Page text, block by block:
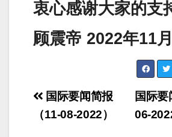
衷心感谢大家的支
顾震帝 2022年11月
Post
navigation
国际
06-
国际要闻简报
（11-08-2022）